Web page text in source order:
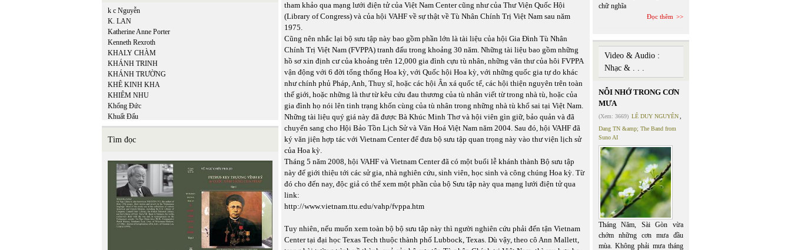
k c Nguyễn
K. LAN
Katherine Anne Porter
Kenneth Rexroth
KHALY CHÀM
KHÁNH TRINH
KHÁNH TRƯỜNG
KHÊ KINH KHA
KHIÊM NHU
Khổng Đức
Khuất Đẩu
Khuyết Danh
Kiệm Hoàng
Kiều Thị An Giang
KIM LONG
Kim Nhung
Kim Tuấn
Kinh Dương Vương
Kuroda Momoko
Kurt Vonnegut, Jr.
Tìm đọc
tham khảo qua mạng lưới điện tử của Việt Nam Center cũng như của Thư Viện Quốc Hội
(Library of Congress) và của hội VAHF về sự thật về Tù Nhân Chính Trị Việt Nam sau năm
1975.
Cũng nên nhắc lại bộ sưu tập này bao gồm phần lớn là tài liệu của hội Gia Đình Tù Nhân
Chính Trị Việt Nam (FVPPA) tranh đấu trong khoảng 30 năm. Những tài liệu bao gồm những
hồ sơ xin định cư của khoảng trên 12,000 gia đình cựu tù nhân, những văn thư của hôi FVPPA
vận động với 6 đời tổng thống Hoa kỳ, với Quốc hội Hoa kỳ, với những quốc gia tự do khác
như chính phủ Pháp, Anh, Thuỵ sĩ, hoặc các hội Ân xá quốc tế, các hội thiện nguyên trên toàn
thế giới, hoặc những là thư từ kêu cứu đau thương của tù nhân viết từ trong nhà tù, hoặc của
gia đình họ nói lên tinh trạng khốn cùng của tù nhân trong những nhà tù khổ sai tại Việt Nam.
Những tài liệu quý giá này đã được Bà Khúc Minh Thơ và hội viên gìn giữ, bảo quản và đã
chuyển sang cho Hội Bảo Tồn Lịch Sử và Văn Hoá Việt Nam năm 2004. Sau đó, hội VAHF đã
ký văn jiện hợp tác với Vietnam Center để đưa bộ sưu tập quan trọng này vào thư viện lịch sử
của Hoa kỳ.
Tháng 5 năm 2008, hội VAHF và Vietnam Center đã có một buổi lễ khánh thành Bộ sưu tập
này để giới thiệu tới các sử gia, nhà nghiên cứu, sinh viên, học sinh và công chúng Hoa kỳ. Từ
đó cho đến nay, độc giả có thể xem một phần của bộ Sưu tập này qua mạng lưới điện tử qua
link:
http://www.vietnam.ttu.edu/vahp/fvppa.htm
Tuy nhiên, nếu muốn xem toàn bộ bộ sưu tập này thì người nghiên cứu phải đến tận Vietnam
Center tại đại học Texas Tech thuộc thành phố Lubbock, Texas. Dù vậy, theo cô Ann Mallett,
chữ nghĩa
Đọc thêm
Video & Audio :
Nhạc & . . .
NỖI NHỚ TRONG CƠN
MƯA
(Xem: 3669) LÊ DUY NGUYÊN
Dang TN &amp; The Band from
Suno AI
Tháng Năm, Sài Gòn vừa
chớm những cơn mưa đầu
mùa. Không phải mưa tháng